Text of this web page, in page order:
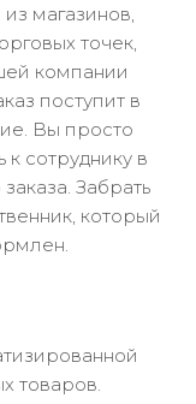
магазинов,
точек,
компании
поступит в
Вы просто
к сотруднику в
Забрать
который
товаров.